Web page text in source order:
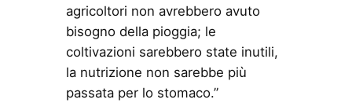
agricoltori non avrebbero avuto
bisogno della pioggia; le
coltivazioni sarebbero state inutili,
la nutrizione non sarebbe più
passata per lo stomaco.”